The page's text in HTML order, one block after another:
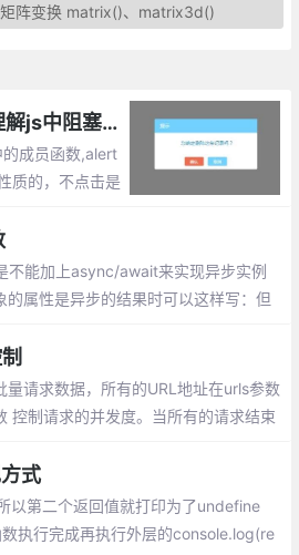
阵变换 matrix()、matrix3d()
通过alert方法，去理解js中阻塞、局部作用域、同步/异步任务
成员函数,alert
质的，不点击是
挂起， 只有在
。
不能加上async/await来实现异步实例
属性是异步的结果时可以这样写：但
量请求数据，所有的URL地址在urls参数
控制请求的并发度。当所有的请求结束
式
以第二个返回值就打印为了undefine
执行完成再执行外层的console.log(re